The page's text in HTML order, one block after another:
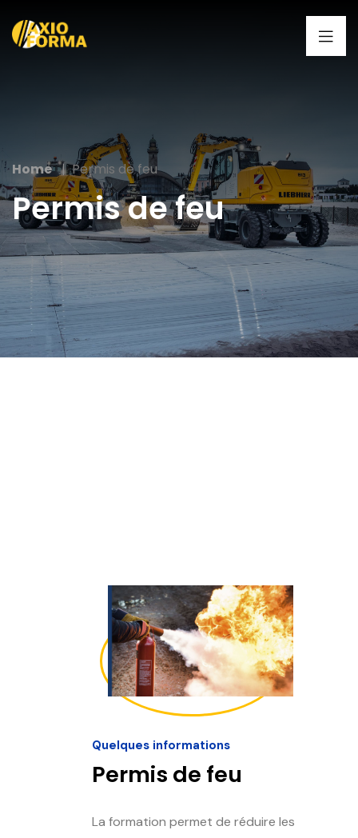
Home Permis de feu
Permis de feu
Quelques informations
Permis de feu
La formation permet de réduire les